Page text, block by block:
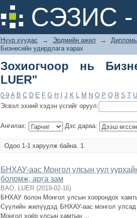
СЭЗИС -
Зохиогчоор нь
Нүүр хуудас → Эрдмийн ажил →
Бизнесийн удирдлага харах
Зохиогчоор нь
LUER"
0-9 A B C D E F G H J K L M N O P Q R S T U
Эсвэл эхний хэдэн үсгийг оруул:
Ангилах: Дэс дараа:
Одоо 1-1 харуулж байна. 1
БНХАУ-аас Монгол улсын уул
боломж, арга зам
BAO, LUER (2019-02-16)
БНХАУ болон Монгол улсын хоорондох
Сүүлийн жилүүдэд БНХАУ-аас монгол улсад
Монгол хоёр улсын хамтын ...